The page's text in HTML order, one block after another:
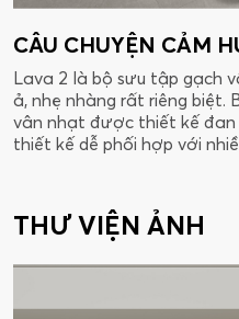
CÂU CHUYỆN CẢM
Lava 2 là bộ sưu tập gạch
ả, nhẹ nhàng rất riêng biệt.
vân nhạt được thiết kế
thiết kế dễ phối hợp với
THƯ VIỆN ẢNH